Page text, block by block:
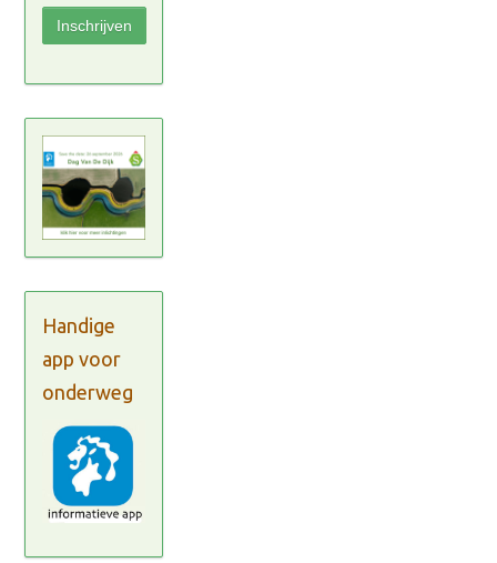
Handige
app voor
onderweg